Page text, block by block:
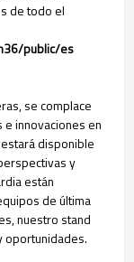
de todo el
public/es
se complace
innovaciones en
disponible
y
están
de última
nuestro stand
oportunidades.